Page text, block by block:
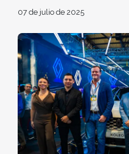
07 de julio de 2025